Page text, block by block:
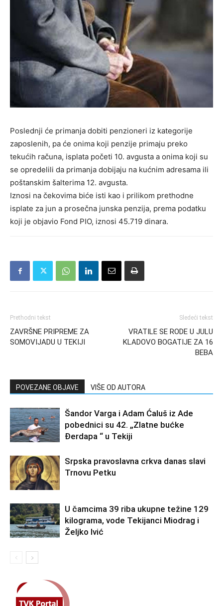
Poslednji će primanja dobiti penzioneri iz kategorije
zaposlenih, pa će onima koji penzije primaju preko
tekućih računa, isplata početi 10. avgusta a onima koji su
se opredelili da primanja dobijaju na kućnim adresama ili
poštanskim šalterima 12. avgusta.
Iznosi na čekovima biće isti kao i prilikom prethodne
isplate za jun a prosečna junska penzija, prema podatku
koji je objavio Fond PIO, iznosi 45.719 dinara.
Prethodni tekst
ZAVRŠNE PRIPREME ZA
SOMOVIJADU U TEKIJI
Sledeći tekst
VRATILE SE RODE U JULU
KLADOVO BOGATIJE ZA 16
BEBA
POVEZANE OBJAVE VIŠE OD AUTORA
Šandor Varga i Adam Ćaluš iz Ade
pobednici su 42. „Zlatne bućke
Đerdapa “ u Tekiji
Srpska pravoslavna crkva danas slavi
Trnovu Petku
U čamcima 39 riba ukupne težine 129
kilograma, vode Tekijanci Miodrag i
Željko Ivić